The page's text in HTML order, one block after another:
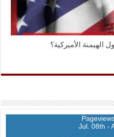
الأميركية؟
Jul. 08th -